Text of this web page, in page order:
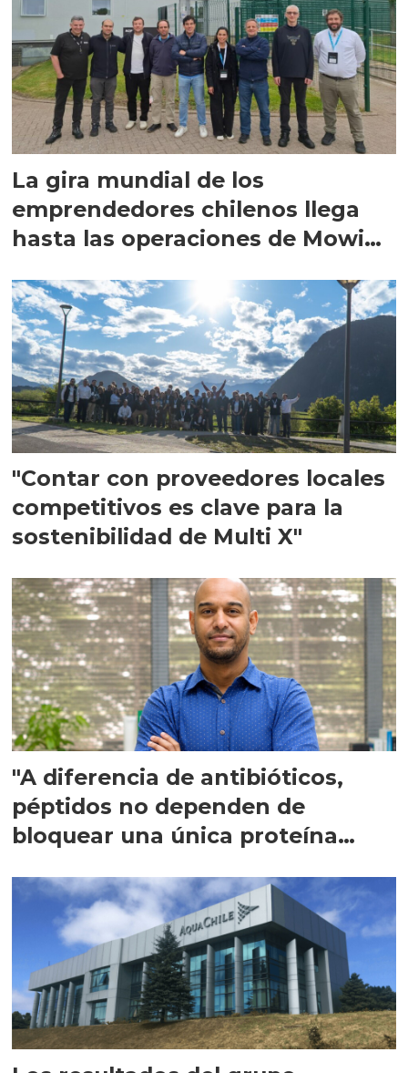
La gira mundial de los
emprendedores chilenos llega
hasta las operaciones de Mowi
"Contar con proveedores locales
competitivos es clave para la
sostenibilidad de Multi X"
"A diferencia de antibióticos,
péptidos no dependen de
bloquear una única proteína